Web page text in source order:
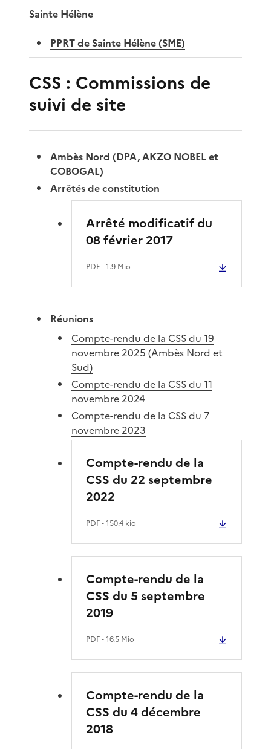
Sainte Hélène
PPRT de Sainte Hélène (SME)
CSS : Commissions de
suivi de site
Ambès Nord (DPA, AKZO NOBEL et
COBOGAL)
Arrêtés de constitution
Arrêté modificatif du
08 février 2017
PDF- 1.9 Mio
Réunions
Compte-rendu de la CSS du 19
novembre 2025 (Ambès Nord et
Sud)
Compte-rendu de la CSS du 11
novembre 2024
Compte-rendu de la CSS du 7
novembre 2023
Compte-rendu de la
CSS du 22 septembre
2022
PDF- 150.4 kio
Compte-rendu de la
CSS du 5 septembre
2019
PDF- 16.5 Mio
Compte-rendu de la
CSS du 4 décembre
2018